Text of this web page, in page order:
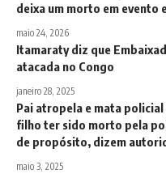
deixa um morto em evento
maio 24, 2026
Itamaraty diz que
atacada no Congo
janeiro 28, 2025
Pai atropela e mata policial
filho ter sido morto pela
de propósito, dizem
maio 3, 2025